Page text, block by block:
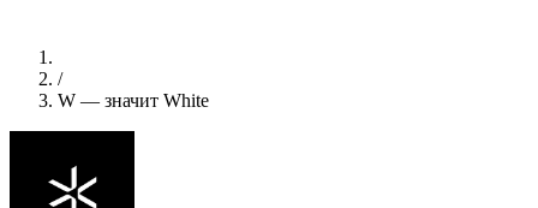
/
W — значит White